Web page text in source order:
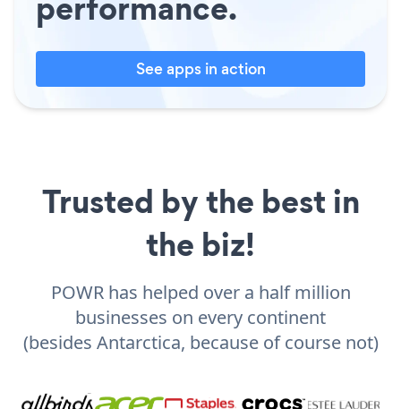
See apps in action
Trusted by the best in
the biz!
POWR has helped over a half million
businesses on every continent
(besides Antarctica, because of course not)